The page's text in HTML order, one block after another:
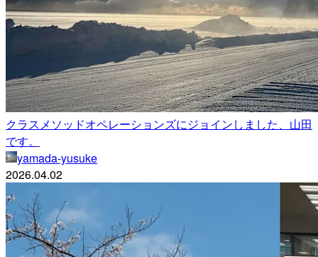
クラスメソッドオペレーションズにジョインしました、山田
です。
yamada-yusuke
2026.04.02